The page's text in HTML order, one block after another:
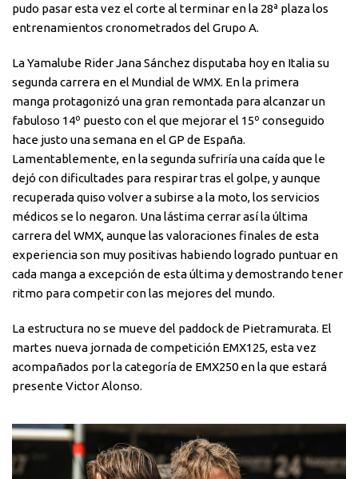
pudo pasar esta vez el corte al terminar en la 28ª plaza los
entrenamientos cronometrados del Grupo A.
La Yamalube Rider Jana Sánchez disputaba hoy en Italia su
segunda carrera en el Mundial de WMX. En la primera
manga protagonizó una gran remontada para alcanzar un
fabuloso 14º puesto con el que mejorar el 15º conseguido
hace justo una semana en el GP de España.
Lamentablemente, en la segunda sufriría una caída que le
dejó con dificultades para respirar tras el golpe, y aunque
recuperada quiso volver a subirse a la moto, los servicios
médicos se lo negaron. Una lástima cerrar así la última
carrera del WMX, aunque las valoraciones finales de esta
experiencia son muy positivas habiendo logrado puntuar en
cada manga a excepción de esta última y demostrando tener
ritmo para competir con las mejores del mundo.
La estructura no se mueve del paddock de Pietramurata. El
martes nueva jornada de competición EMX125, esta vez
acompañados por la categoría de EMX250 en la que estará
presente Victor Alonso.